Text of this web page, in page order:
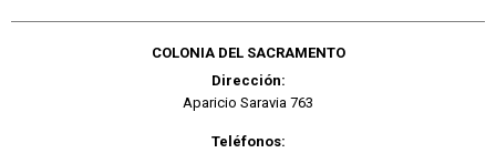
COLONIA DEL SACRAMENTO
Dirección:
Aparicio Saravia 763
Teléfonos: